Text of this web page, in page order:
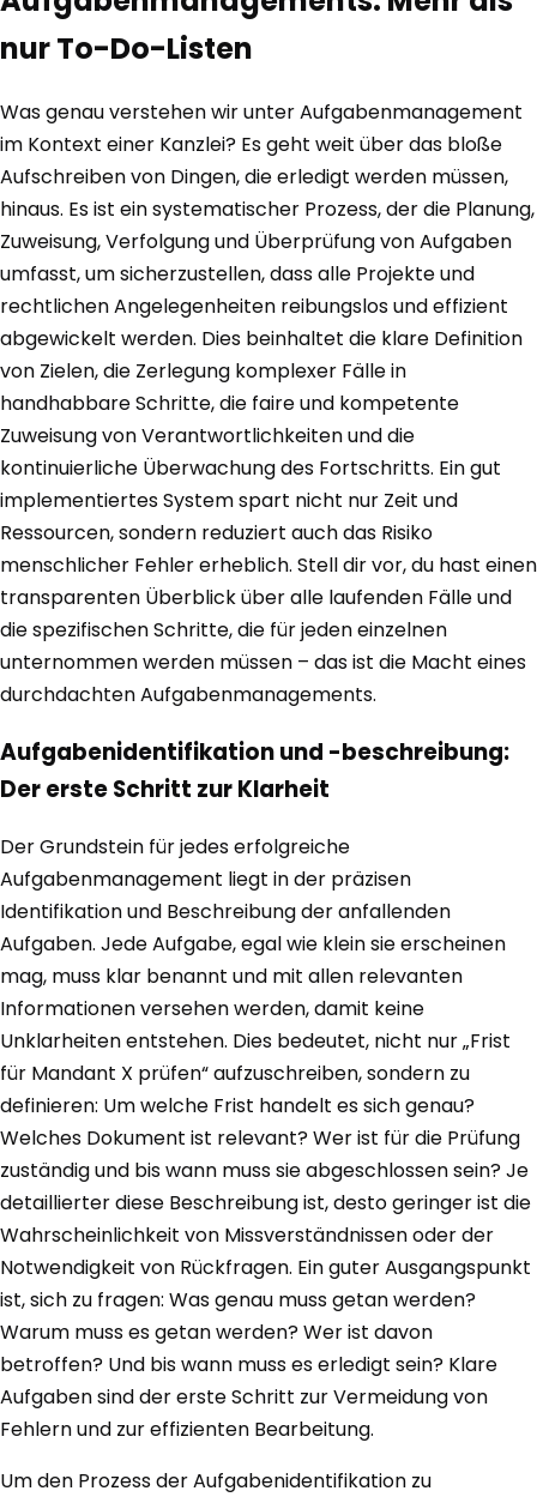
nur To-Do-Listen
Was genau verstehen wir unter Aufgabenmanagement
im Kontext einer Kanzlei? Es geht weit über das bloße
Aufschreiben von Dingen, die erledigt werden müssen,
hinaus. Es ist ein systematischer Prozess, der die Planung,
Zuweisung, Verfolgung und Überprüfung von Aufgaben
umfasst, um sicherzustellen, dass alle Projekte und
rechtlichen Angelegenheiten reibungslos und effizient
abgewickelt werden. Dies beinhaltet die klare Definition
von Zielen, die Zerlegung komplexer Fälle in
handhabbare Schritte, die faire und kompetente
Zuweisung von Verantwortlichkeiten und die
kontinuierliche Überwachung des Fortschritts. Ein gut
implementiertes System spart nicht nur Zeit und
Ressourcen, sondern reduziert auch das Risiko
menschlicher Fehler erheblich. Stell dir vor, du hast einen
transparenten Überblick über alle laufenden Fälle und
die spezifischen Schritte, die für jeden einzelnen
unternommen werden müssen – das ist die Macht eines
durchdachten Aufgabenmanagements.
Aufgabenidentifikation und -beschreibung:
Der erste Schritt zur Klarheit
Der Grundstein für jedes erfolgreiche
Aufgabenmanagement liegt in der präzisen
Identifikation und Beschreibung der anfallenden
Aufgaben. Jede Aufgabe, egal wie klein sie erscheinen
mag, muss klar benannt und mit allen relevanten
Informationen versehen werden, damit keine
Unklarheiten entstehen. Dies bedeutet, nicht nur „Frist
für Mandant X prüfen“ aufzuschreiben, sondern zu
definieren: Um welche Frist handelt es sich genau?
Welches Dokument ist relevant? Wer ist für die Prüfung
zuständig und bis wann muss sie abgeschlossen sein? Je
detaillierter diese Beschreibung ist, desto geringer ist die
Wahrscheinlichkeit von Missverständnissen oder der
Notwendigkeit von Rückfragen. Ein guter Ausgangspunkt
ist, sich zu fragen: Was genau muss getan werden?
Warum muss es getan werden? Wer ist davon
betroffen? Und bis wann muss es erledigt sein? Klare
Aufgaben sind der erste Schritt zur Vermeidung von
Fehlern und zur effizienten Bearbeitung.
Um den Prozess der Aufgabenidentifikation zu